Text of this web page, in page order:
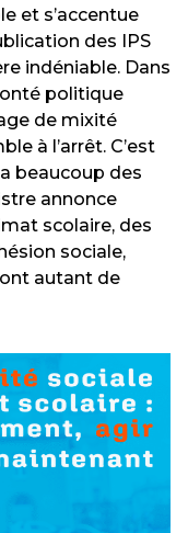
et s’accentue
des IPS
indéniable. Dans
politique
de mixité
à l’arrêt. C’est
beaucoup des
annonce
scolaire, des
sociale,
autant de